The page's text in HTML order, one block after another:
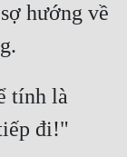
hướng về
tính là